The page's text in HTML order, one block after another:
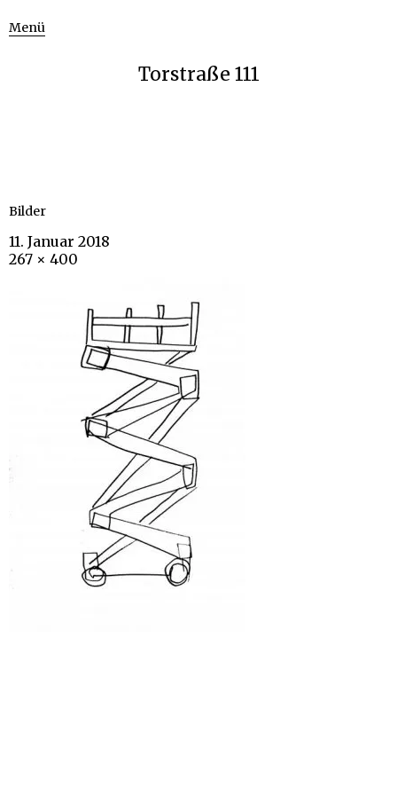
Menü
Torstraße 111
Bilder
11. Januar 2018
267 × 400